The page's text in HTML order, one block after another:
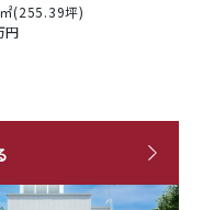
(255.39坪)
円